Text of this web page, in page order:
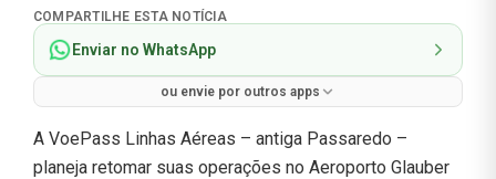
COMPARTILHE ESTA NOTÍCIA
Enviar no WhatsApp
ou envie por outros apps
A VoePass Linhas Aéreas – antiga Passaredo –
planeja retomar suas operações no Aeroporto Glauber